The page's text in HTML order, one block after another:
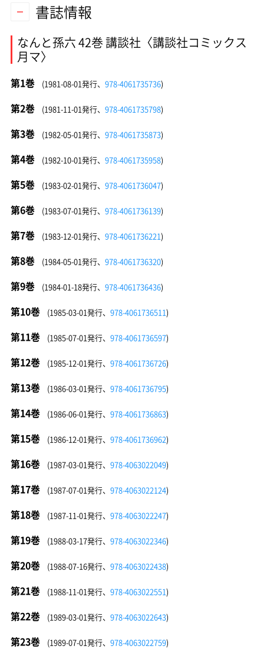
書誌情報
なんと孫六 42巻 講談社〈講談社コミックス
月マ〉
第1巻 (1981-08-01発行、 978-4061735736)
第2巻 (1981-11-01発行、 978-4061735798)
第3巻 (1982-05-01発行、 978-4061735873)
第4巻 (1982-10-01発行、 978-4061735958)
第5巻 (1983-02-01発行、 978-4061736047)
第6巻 (1983-07-01発行、 978-4061736139)
第7巻 (1983-12-01発行、 978-4061736221)
第8巻 (1984-05-01発行、 978-4061736320)
第9巻 (1984-01-18発行、 978-4061736436)
第10巻 (1985-03-01発行、 978-4061736511)
第11巻 (1985-07-01発行、 978-4061736597)
第12巻 (1985-12-01発行、 978-4061736726)
第13巻 (1986-03-01発行、 978-4061736795)
第14巻 (1986-06-01発行、 978-4061736863)
第15巻 (1986-12-01発行、 978-4061736962)
第16巻 (1987-03-01発行、 978-4063022049)
第17巻 (1987-07-01発行、 978-4063022124)
第18巻 (1987-11-01発行、 978-4063022247)
第19巻 (1988-03-17発行、 978-4063022346)
第20巻 (1988-07-16発行、 978-4063022438)
第21巻 (1988-11-01発行、 978-4063022551)
第22巻 (1989-03-01発行、 978-4063022643)
第23巻 (1989-07-01発行、 978-4063022759)